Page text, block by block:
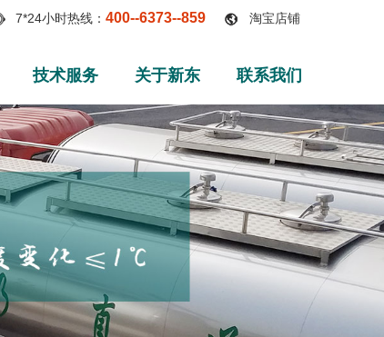
淘宝店铺
7*24小时热线： 400--6373--859
技术服务 关于新东 联系我们